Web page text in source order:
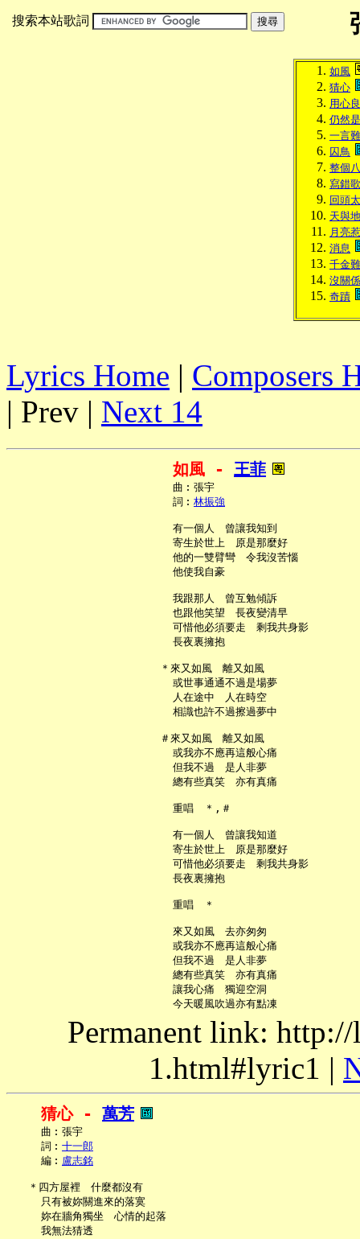
搜索本站歌詞
如風
猜心
用心
仍然
一言
囚鳥
整個
寫錯
回頭
天與地
月亮
消息
千金
沒關係
奇蹟
Lyrics Home | Composers
| Prev | Next 14
如風 - 王菲
     曲︰張宇
     詞︰
林振強
     有一個人　曾讓我知到
     寄生於世上　原是那麼好
     他的一雙臂彎　令我沒苦惱
     他使我自豪
     我跟那人　曾互勉傾訴
     也跟他笑望　長夜變清早
     可惜他必須要走　剩我共身影
     長夜裏擁抱
   ＊來又如風　離又如風
     或世事通通不過是場夢
     人在途中　人在時空
     相識也許不過擦過夢中
   ＃來又如風　離又如風
     或我亦不應再這般心痛
     但我不過　是人非夢
     總有些真笑　亦有真痛
     重唱　＊,＃
     有一個人　曾讓我知道
     寄生於世上　原是那麼好
     可惜他必須要走　剩我共身影
     長夜裏擁抱
     重唱　＊
     來又如風　去亦匆匆
     或我亦不應再這般心痛
     但我不過　是人非夢
     總有些真笑　亦有真痛
     讓我心痛　獨迎空洞
Permanent link:
1.html#lyric1 |
猜心 - 萬芳
     曲︰張宇
     詞︰
十一郎
     編︰
盧志銘
   ＊四方屋裡　什麼都沒有
     只有被妳關進來的落寞
     妳在牆角獨坐　心情的起落
     我無法猜透